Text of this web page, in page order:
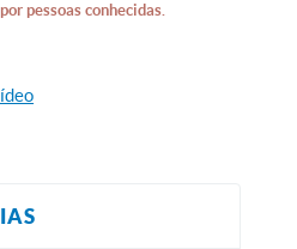
pessoas conhecidas.